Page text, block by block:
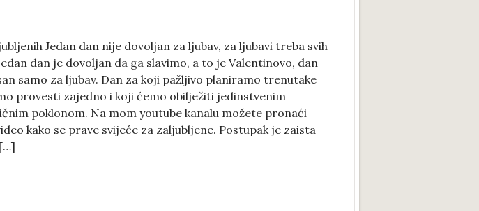
Jedan dan nije dovoljan za ljubav, za ljubavi treba svih
dan je dovoljan da ga slavimo, a to je Valentinovo, dan
samo za ljubav. Dan za koji pažljivo planiramo trenutake
provesti zajedno i koji ćemo obilježiti jedinstvenim
poklonom. Na mom youtube kanalu možete pronaći
kako se prave svijeće za zaljubljene. Postupak je zaista